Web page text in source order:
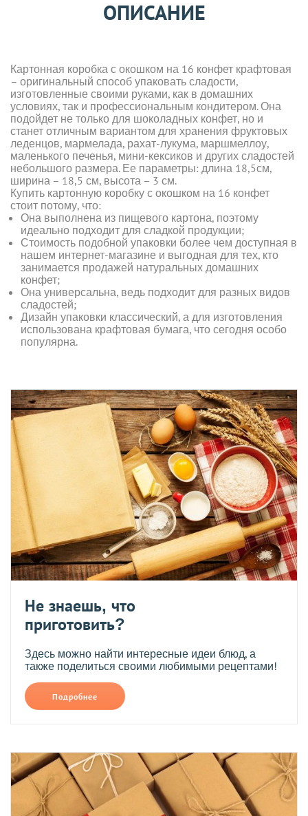
ОПИСАНИЕ
Картонная коробка с окошком на 16 конфет крафтовая
– оригинальный способ упаковать сладости,
изготовленные своими руками, как в домашних
условиях, так и профессиональным кондитером. Она
подойдет не только для шоколадных конфет, но и
станет отличным вариантом для хранения фруктовых
леденцов, мармелада, рахат-лукума, маршмеллоу,
маленького печенья, мини-кексиков и других сладостей
небольшого размера. Ее параметры: длина 18,5см,
ширина – 18,5 см, высота – 3 см.
Купить картонную коробку с окошком на 16 конфет
стоит потому, что:
Она выполнена из пищевого картона, поэтому
идеально подходит для сладкой продукции;
Стоимость подобной упаковки более чем доступная в
нашем интернет-магазине и выгодная для тех, кто
занимается продажей натуральных домашних
конфет;
Она универсальна, ведь подходит для разных видов
сладостей;
Дизайн упаковки классический, а для изготовления
использована крафтовая бумага, что сегодня особо
популярна.
Не знаешь, что
приготовить?
Здесь можно найти интересные идеи блюд, а
также поделиться своими любимыми рецептами!
Подробнее